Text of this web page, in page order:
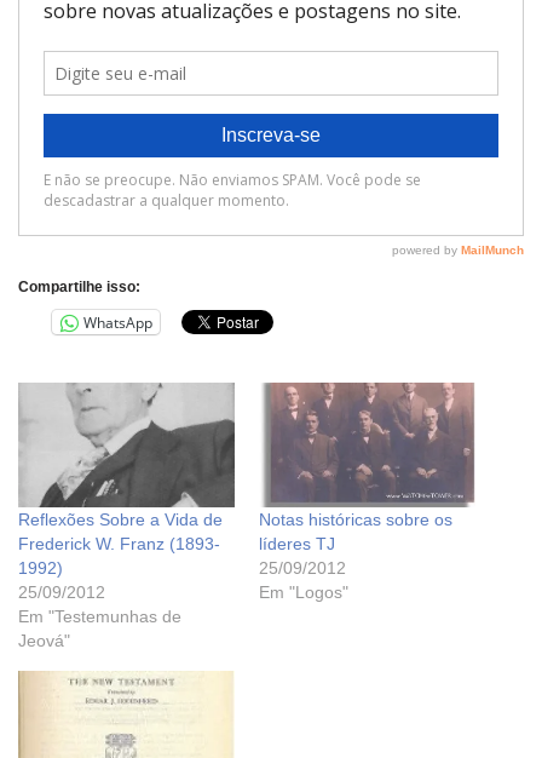
Compartilhe isso:
WhatsApp
Reflexões Sobre a Vida de
Frederick W. Franz (1893-
1992)
25/09/2012
Em "Testemunhas de
Jeová"
Notas históricas sobre os
líderes TJ
25/09/2012
Em "Logos"